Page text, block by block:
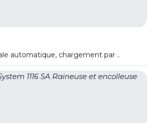
automatique, chargement par ..